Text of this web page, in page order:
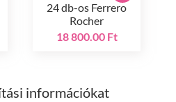
24 db-os Ferrero
Rocher
18 800.00 Ft
információkat